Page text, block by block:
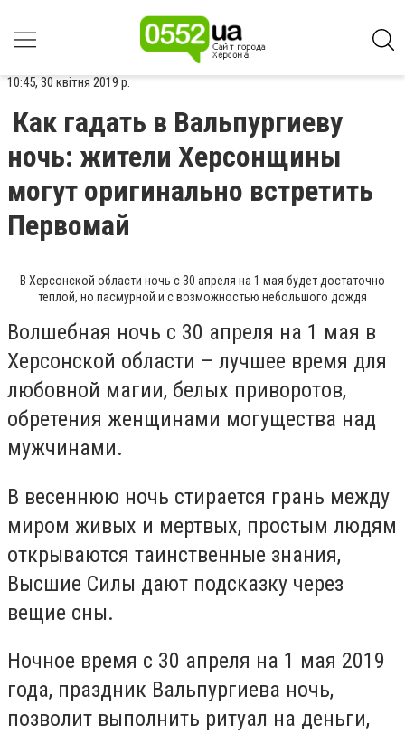
10:45, 30 квітня 2019 р.
Как гадать в Вальпургиеву
ночь: жители Херсонщины
могут оригинально встретить
Первомай
В Херсонской области ночь с 30 апреля на 1 мая будет достаточно
теплой, но пасмурной и с возможностью небольшого дождя
Волшебная ночь с 30 апреля на 1 мая в
Херсонской области – лучшее время для
любовной магии, белых приворотов,
обретения женщинами могущества над
мужчинами.
В весеннюю ночь стирается грань между
миром живых и мертвых, простым людям
открываются таинственные знания,
Высшие Силы дают подсказку через
вещие сны.
Ночное время с 30 апреля на 1 мая 2019
года, праздник Вальпургиева ночь,
позволит выполнить ритуал на деньги,